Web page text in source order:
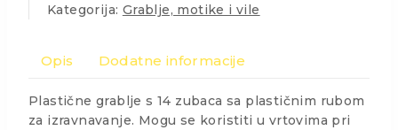
Kategorija: Grablje, motike i vile
Opis Dodatne informacije
Plastične grablje s 14 zubaca sa plastičnim rubom
za izravnavanje. Mogu se koristiti u vrtovima pri